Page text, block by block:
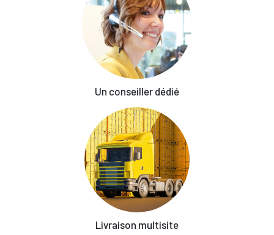
Un conseiller dédié
Livraison multisite